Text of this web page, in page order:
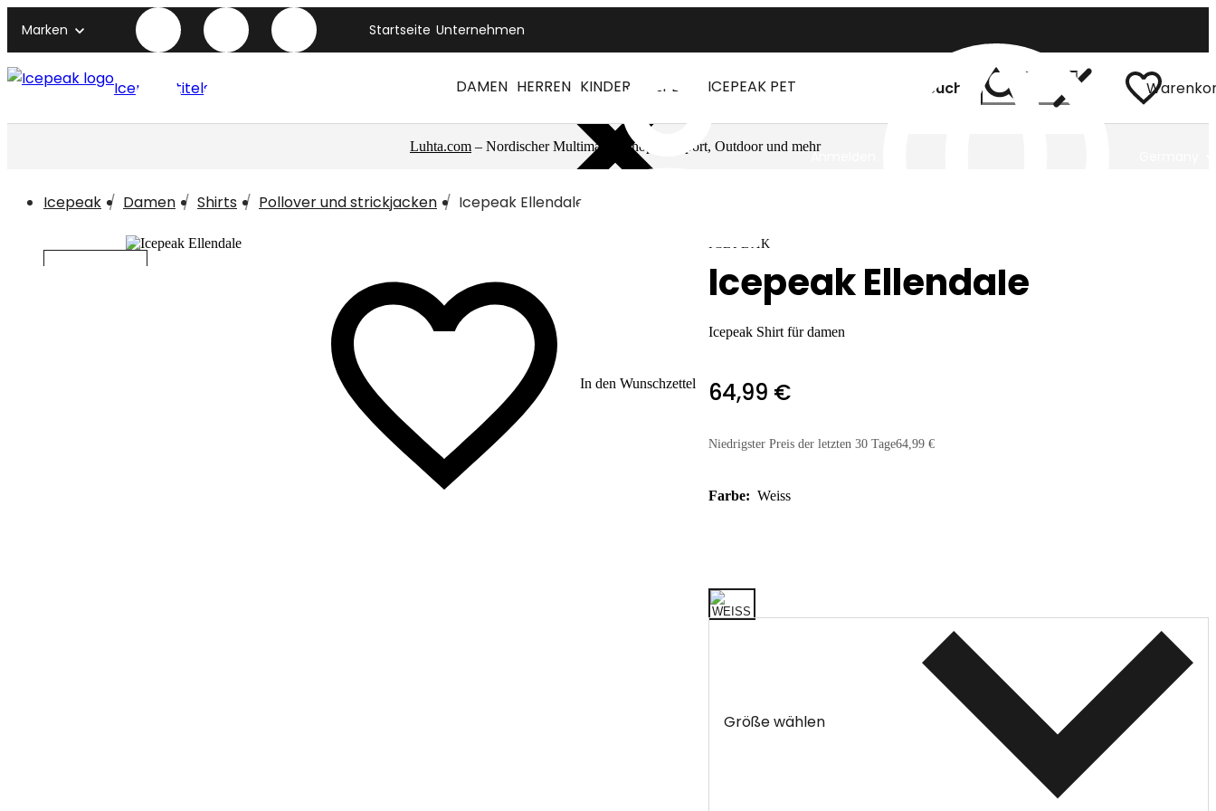
Marken Startseite Unternehmen
Anmelden
Icepeak titelseite DAMEN HERREN KINDER ICEPEAK ICEPEAK PET Suchen
Luhta.com – Nordischer Multimarkenshop für Sport, Outdoor und mehr
Icepeak Damen Shirts Pollover und strickjacken Icepeak Ellendale
In den Wunschzettel
ICEPEAK
Icepeak Ellendale
Icepeak Shirt für damen
64,99 €
Niedrigster Preis der letzten 30 Tage64,99 €
Farbe: Weiss
Größe wählen